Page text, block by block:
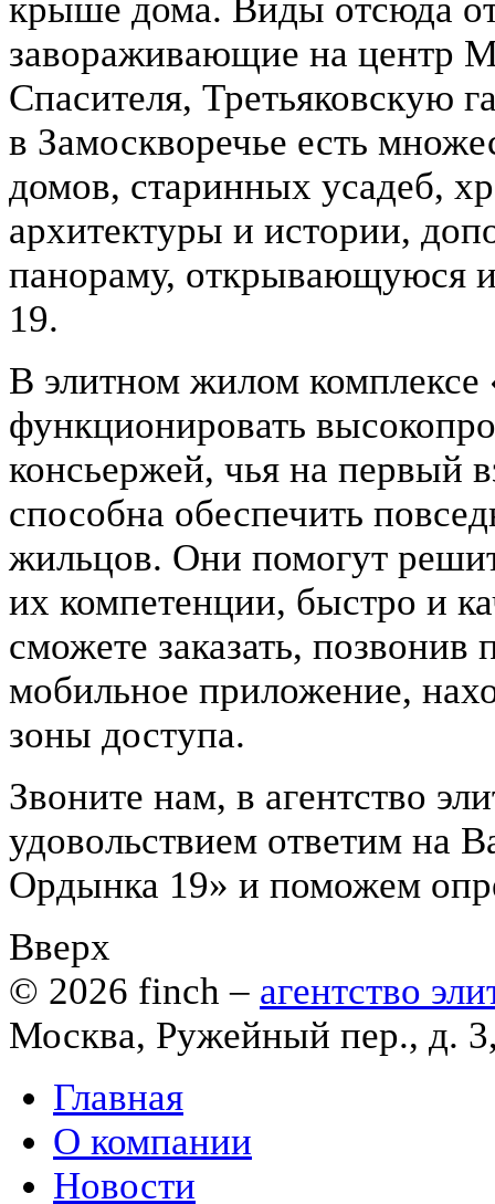
крыше дома. Виды отсюда
завораживающие на центр
Спасителя, Третьяковскую
в Замоскворечье есть
домов, старинных усадеб,
архитектуры и истории,
панораму, открывающуюся
19.
В элитном жилом
функционировать
консьержей, чья на первый
способна обеспечить
жильцов. Они помогут
их компетенции, быстро и
сможете заказать,
мобильное приложение,
зоны доступа.
Звоните нам, в агентство
удовольствием ответим
Ордынка 19» и поможем
Вверх
© 2026 finch – агентство
Москва, Ружейный пер., д.
Главная
О компании
Новости